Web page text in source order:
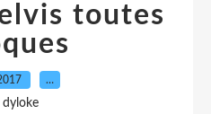
toutes
…
dyloke